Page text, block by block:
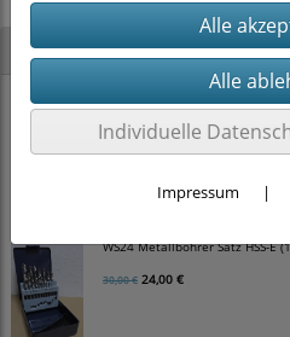
Neu im
WS24 Hammerbohrer Satz
15,00 €12,00 €
WS24 Metallbohrer Satz HSS-E
30,00 € 24,00 €
Individuelle
Impressum |